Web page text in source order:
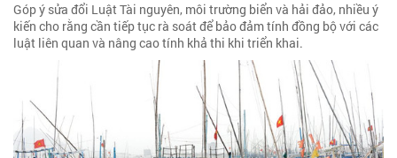
Góp ý sửa đổi Luật Tài nguyên, môi trường biển và hải đảo, nhiều ý
kiến cho rằng cần tiếp tục rà soát để bảo đảm tính đồng bộ với các
luật liên quan và nâng cao tính khả thi khi triển khai.